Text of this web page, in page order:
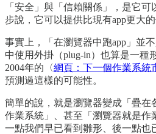
「安全」與「信賴關係」，是它
步說，它可以提供比現有app更大
事實上，「在瀏覽器中跑app」並
中使用外掛（plug-in）也算是一種
2004年的〈網頁：下一個作業系統
預測過這樣的可能性。
簡單的說，就是瀏覽器變成「疊在
作業系統」、甚至「瀏覽器就是作
一點我們早已看到雛形、後一點也